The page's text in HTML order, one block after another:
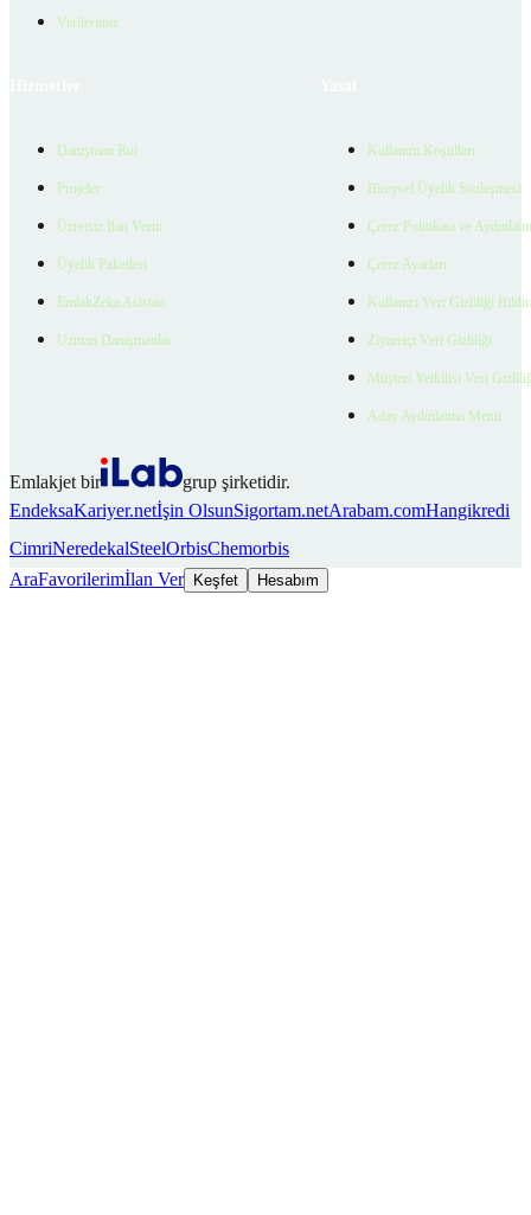
Verilerimiz
Danışman Bul
Projeler
Ücretsiz İlan Verin
Üyelik Paketleri
EmlakZeka Asistan
Uzman Danışmanlar
Kullanım Koşulları
Bireysel Üyelik Sözleşmesi
Çerez Politikası ve
Çerez Ayarları
Kullanıcı Veri Gizliliği
Ziyaretçi Veri Gizliliği
Müşteri Yetkilisi Veri
Aday Aydınlatma Metni
Emlakjet bir
grup şirketidir.
EndeksaKariyer.netİşin OlsunSigortam.netArabam.comHangikredi
CimriNeredekalSteelOrbisChemorbis
AraFavorilerimİlan Ver Keşfet Hesabım